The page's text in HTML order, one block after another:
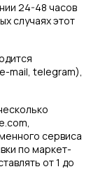
24-48 часов
случаях этот
mail, telegram),
сервиса
по маркет-
от 1 до